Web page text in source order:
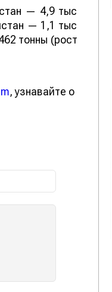
— 4,9 тыс
— 1,1 тыс
тонны (рост
, узнавайте о